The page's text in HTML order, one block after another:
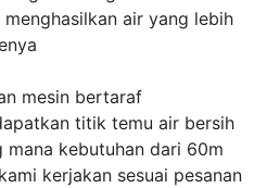
air yang lebih
mesin bertaraf
titik temu air bersih
kebutuhan dari 60m
kerjakan sesuai pesanan